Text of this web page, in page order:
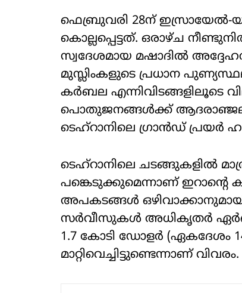
ഫെബ്രുവരി 28ന് ഇസ്രായേല്‍-
കൊല്ലപ്പെട്ടത്. ഒരാഴ്ച
സ്വദേശമായ മഷാദില്‍
മുസ്ലിംകളുടെ പ്രധാന
കര്‍ബല എന്നിവിടങ്ങളിലൂടെ
പൊതുജനങ്ങള്‍ക്ക് ആദരാഞ്ജലി
ടെഹ്റാനിലെ ഗ്രാന്‍ഡ് പ്രയര്‍
ടെഹ്റാനിലെ ചടങ്ങുകളില്‍
പങ്കെടുക്കുമെന്നാണ് ഇറാന്റെ
അപകടങ്ങള്‍
സര്‍വീസുകള്‍ അധികൃതര്‍
1.7 കോടി ഡോളര്‍ (ഏകദേശം
മാറ്റിവെച്ചിട്ടുണ്ടെന്നാണ് വിവരം.